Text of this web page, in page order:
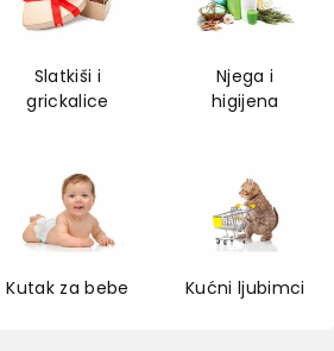
Slatkiši i
grickalice
Njega i
higijena
Kutak za bebe Kućni ljubimci